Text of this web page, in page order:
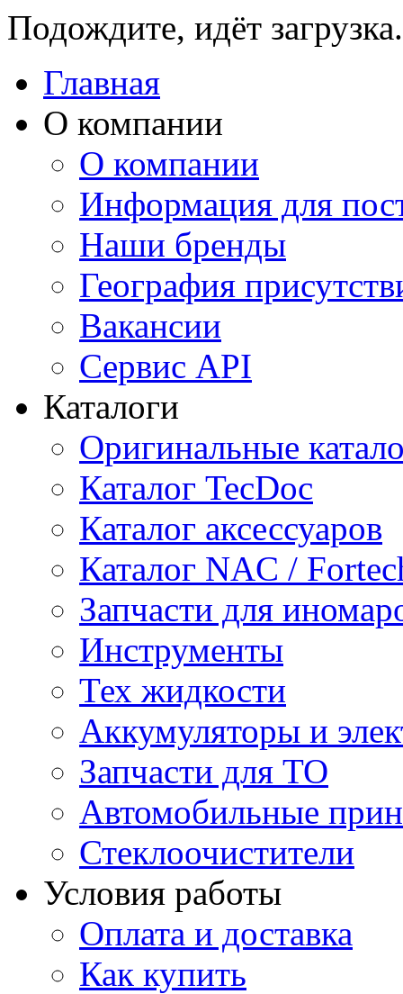
Подождите, идёт
Главная
О компании
О компании
Информация для
Наши бренды
География
Вакансии
Сервис API
Каталоги
Оригинальные
Каталог TecDoc
Каталог аксессуаров
Каталог NAC /
Запчасти для
Инструменты
Тех жидкости
Аккумуляторы и
Запчасти для ТО
Автомобильные
Стеклоочистители
Условия работы
Оплата и доставка
Как купить